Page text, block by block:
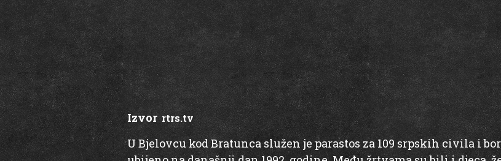
Izvor :rtrs.tv
U Bjelovcu kod Bratunca služen je parastos za 109 srpskih civila i